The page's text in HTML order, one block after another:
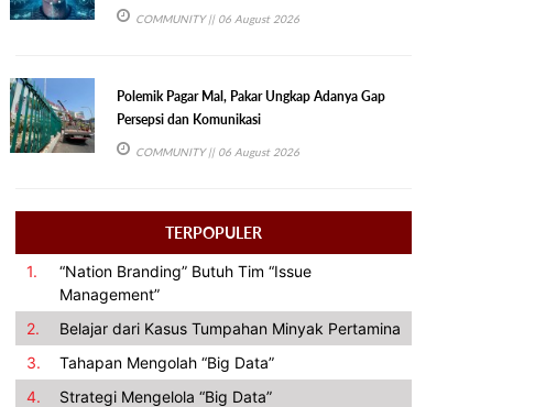
COMMUNITY|| 06 August 2026
Polemik Pagar Mal, Pakar Ungkap Adanya Gap
Persepsi dan Komunikasi
COMMUNITY|| 06 August 2026
TERPOPULER
1.
“Nation Branding” Butuh Tim “Issue
Management”
2.
Belajar dari Kasus Tumpahan Minyak Pertamina
3.
Tahapan Mengolah “Big Data”
4.
Strategi Mengelola “Big Data”